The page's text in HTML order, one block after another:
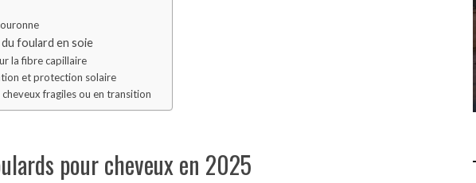
foulard en soie
la fibre capillaire
et protection solaire
fragiles ou en transition
pour cheveux en 2025